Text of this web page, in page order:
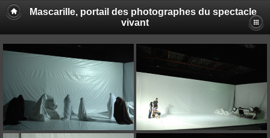
Mascarille, portail des photographes du spectacle
vivant